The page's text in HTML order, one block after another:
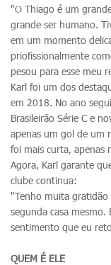
"O Thiago é um
grande ser humano.
em um momento
priofissionalmente
pesou para esse meu
Karl foi um dos
em 2018. No ano
Brasileirão Série C e
apenas um gol de um
foi mais curta, apenas
Agora, Karl garante
clube continua:
"Tenho muita gratidão
segunda casa
sentimento que eu
QUEM É ELE